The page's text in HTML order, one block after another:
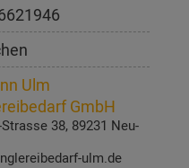
Ulm
GmbH
38, 89231 Neu-
ulm.de